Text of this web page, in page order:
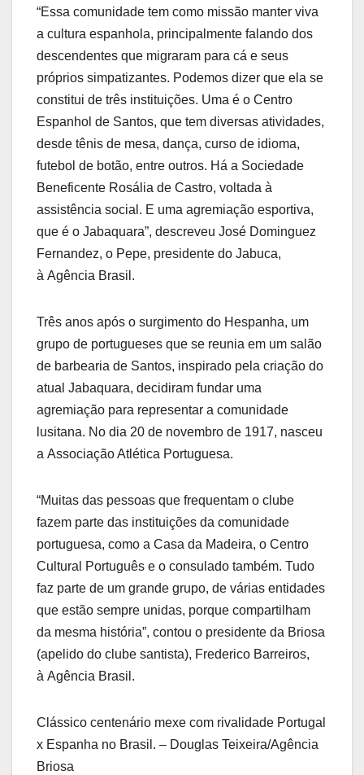
“Essa comunidade tem como missão manter viva
a cultura espanhola, principalmente falando dos
descendentes que migraram para cá e seus
próprios simpatizantes. Podemos dizer que ela se
constitui de três instituições. Uma é o Centro
Espanhol de Santos, que tem diversas atividades,
desde tênis de mesa, dança, curso de idioma,
futebol de botão, entre outros. Há a Sociedade
Beneficente Rosália de Castro, voltada à
assistência social. E uma agremiação esportiva,
que é o Jabaquara”, descreveu José Dominguez
Fernandez, o Pepe, presidente do Jabuca,
à Agência Brasil.
Três anos após o surgimento do Hespanha, um
grupo de portugueses que se reunia em um salão
de barbearia de Santos, inspirado pela criação do
atual Jabaquara, decidiram fundar uma
agremiação para representar a comunidade
lusitana. No dia 20 de novembro de 1917, nasceu
a Associação Atlética Portuguesa.
“Muitas das pessoas que frequentam o clube
fazem parte das instituições da comunidade
portuguesa, como a Casa da Madeira, o Centro
Cultural Português e o consulado também. Tudo
faz parte de um grande grupo, de várias entidades
que estão sempre unidas, porque compartilham
da mesma história”, contou o presidente da Briosa
(apelido do clube santista), Frederico Barreiros,
à Agência Brasil.
Clássico centenário mexe com rivalidade Portugal
x Espanha no Brasil. – Douglas Teixeira/Agência
Briosa